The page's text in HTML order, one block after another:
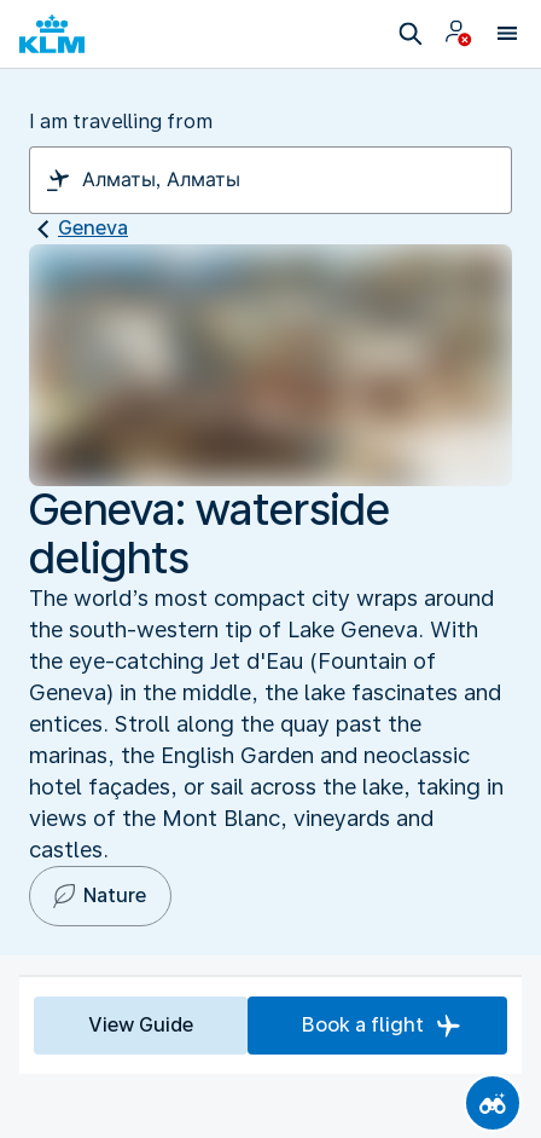
I am travelling from
Geneva
Geneva: waterside
delights
The world’s most compact city wraps around
the south-western tip of Lake Geneva. With
the eye-catching Jet d'Eau (Fountain of
Geneva) in the middle, the lake fascinates and
entices. Stroll along the quay past the
marinas, the English Garden and neoclassic
hotel façades, or sail across the lake, taking in
views of the Mont Blanc, vineyards and
castles.
Nature
View Guide Book a flight